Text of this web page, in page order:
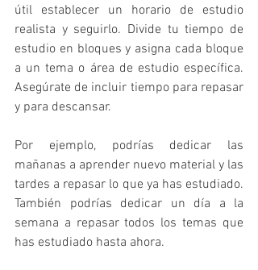
útil establecer un horario de estudio
realista y seguirlo. Divide tu tiempo de
estudio en bloques y asigna cada bloque
a un tema o área de estudio específica.
Asegúrate de incluir tiempo para repasar
y para descansar.
Por ejemplo, podrías dedicar las
mañanas a aprender nuevo material y las
tardes a repasar lo que ya has estudiado.
También podrías dedicar un día a la
semana a repasar todos los temas que
has estudiado hasta ahora.